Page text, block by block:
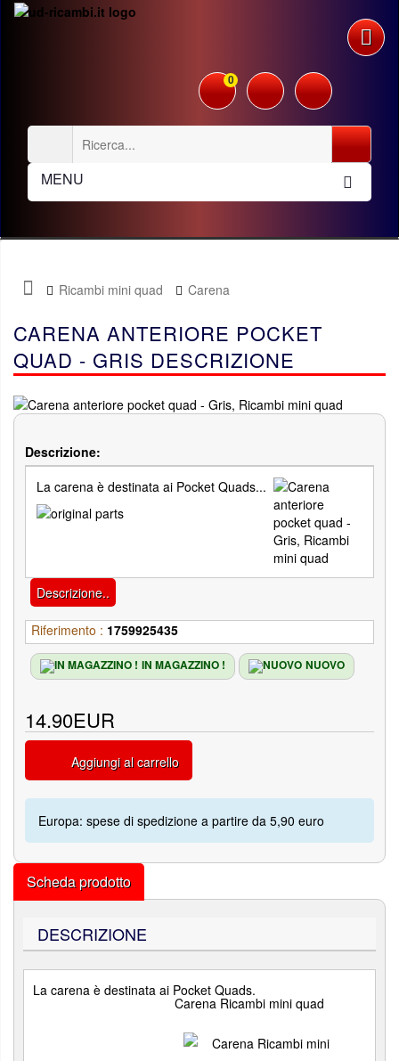
0
MENU
Ricambi mini quad Carena
CARENA ANTERIORE POCKET
QUAD - GRIS DESCRIZIONE
Descrizione:
La carena è destinata ai Pocket Quads...
Descrizione..
Riferimento : 1759925435
IN MAGAZZINO ! NUOVO
14.90EUR
Aggiungi al carrello
Europa: spese di spedizione a partire da 5,90 euro
Scheda prodotto
DESCRIZIONE
La carena è destinata ai Pocket Quads.
Carena Ricambi mini quad